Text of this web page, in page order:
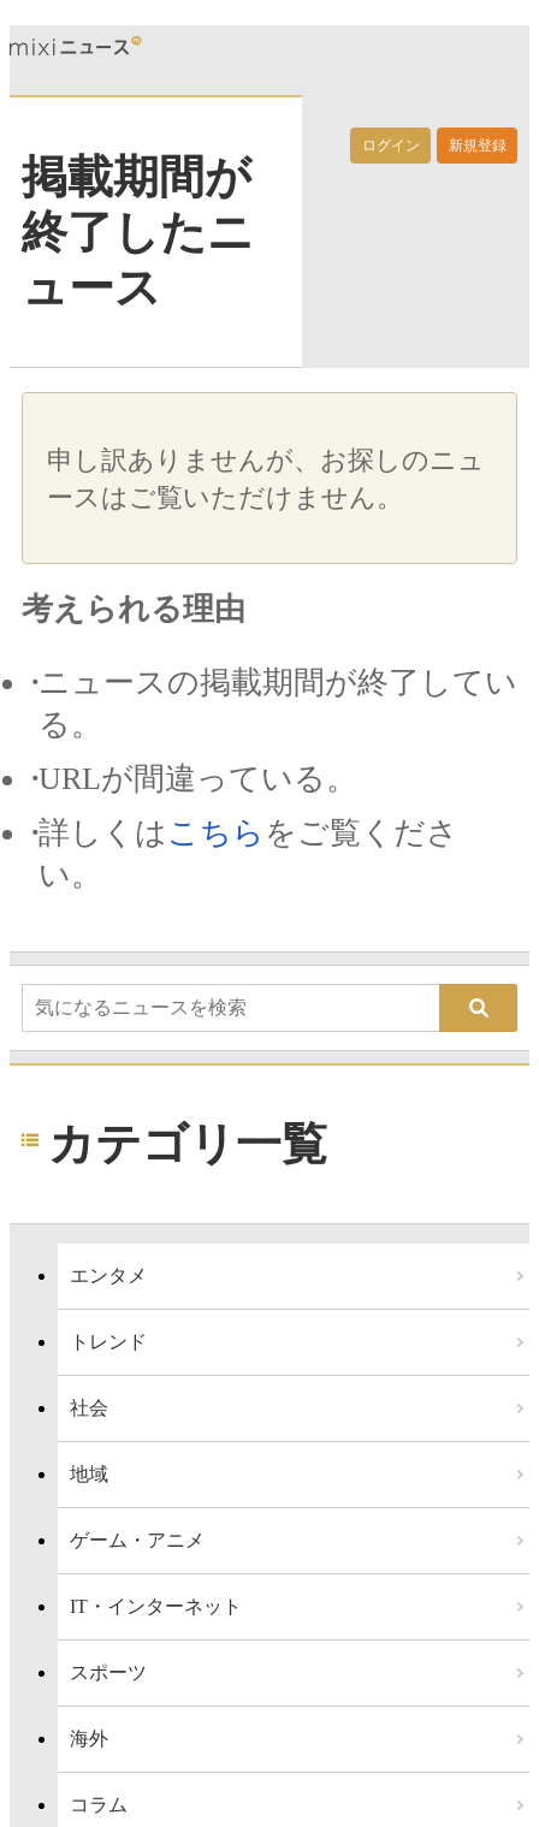
ログイン 新規登録
掲載期間が
終了したニ
ュース
申し訳ありませんが、お探しのニュ
ースはご覧いただけません。
考えられる理由
ニュースの掲載期間が終了してい
る。
URLが間違っている。
詳しくは こちら をご覧くださ
い。
カテゴリ一覧
エンタメ
トレンド
社会
地域
ゲーム・アニメ
IT・インターネット
スポーツ
海外
コラム